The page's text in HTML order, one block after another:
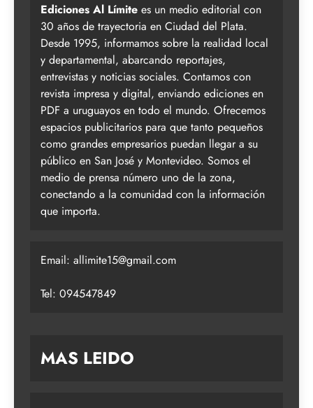
Ediciones Al Límite es un medio editorial con
30 años de trayectoria en Ciudad del Plata.
Desde 1995, informamos sobre la realidad local
y departamental, abarcando reportajes,
entrevistas y noticias sociales. Contamos con
revista impresa y digital, enviando ediciones en
PDF a uruguayos en todo el mundo. Ofrecemos
espacios publicitarios para que tanto pequeños
como grandes empresarios puedan llegar a su
público en San José y Montevideo. Somos el
medio de prensa número uno de la zona,
conectando a la comunidad con la información
que importa.
Email: allimite15@gmail.com
Tel: 094547849
MAS LEIDO